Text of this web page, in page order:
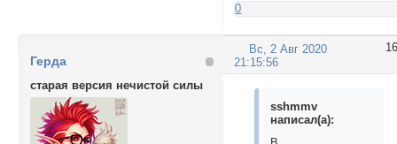
0
16
Вс, 2 Авг 2020
21:15:56
Герда
старая версия нечистой силы
sshmmv
написал(а):